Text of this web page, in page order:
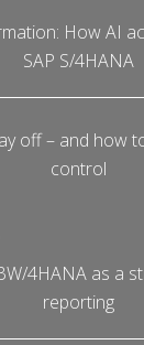
How AI
SAP S/4HANA
off – and how
control
4HANA as a
reporting